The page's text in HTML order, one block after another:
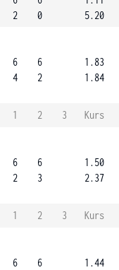
2
0
5.20
6
4
6
2
1.83
1.84
1 2 3
Kurs
6
2
6
3
1.50
2.37
1 2 3
Kurs
6
6
1.44